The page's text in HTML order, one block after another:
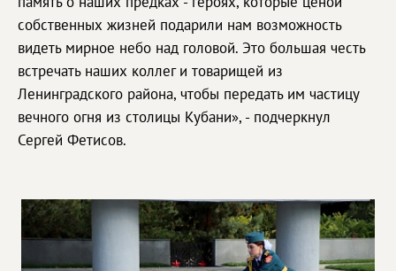
собственных жизней подарили нам возможность
видеть мирное небо над головой. Это большая честь
встречать наших коллег и товарищей из
Ленинградского района, чтобы передать им частицу
вечного огня из столицы Кубани», - подчеркнул
Сергей Фетисов.